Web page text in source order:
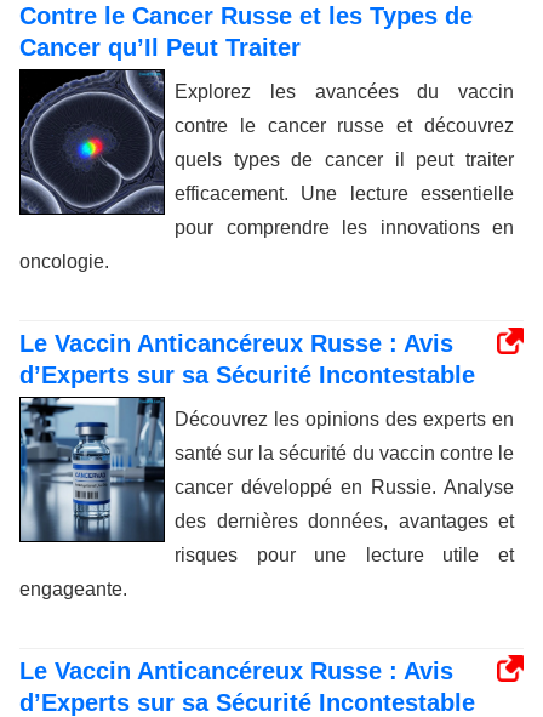
Contre le Cancer Russe et les Types de
Cancer qu’Il Peut Traiter
Explorez les avancées du vaccin
contre le cancer russe et découvrez
quels types de cancer il peut traiter
efficacement. Une lecture essentielle
pour comprendre les innovations en
oncologie.
Le Vaccin Anticancéreux Russe : Avis
d’Experts sur sa Sécurité Incontestable
Découvrez les opinions des experts en
santé sur la sécurité du vaccin contre le
cancer développé en Russie. Analyse
des dernières données, avantages et
risques pour une lecture utile et
engageante.
Le Vaccin Anticancéreux Russe : Avis
d’Experts sur sa Sécurité Incontestable